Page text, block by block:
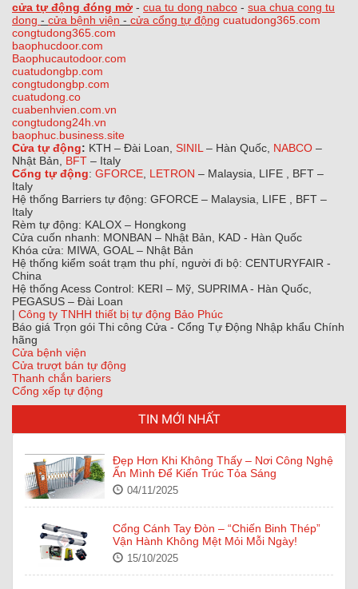
cửa tự động đóng mở - cua tu dong nabco - sua chua cong tu
dong - cửa bệnh viện - cửa cổng tự động cuatudong365.com
congtudong365.com
baophucdoor.com
Baophucautodoor.com
cuatudongbp.com
congtudongbp.com
cuatudong.co
cuabenhvien.com.vn
congtudong24h.vn
baophuc.business.site
Cửa tự động: KTH – Đài Loan, SINIL – Hàn Quốc, NABCO –
Nhật Bản, BFT – Italy
Cổng tự động: GFORCE LETRON – Malaysia, LIFE , BFT –
Italy
Hệ thống Barriers tự động: GFORCE – Malaysia, LIFE , BFT –
Italy
Rèm tự động: KALOX – Hongkong
Cửa cuốn nhanh: MONBAN – Nhật Bản, KAD - Hàn Quốc
Khóa cửa: MIWA, GOAL – Nhật Bản
Hệ thống kiểm soát trạm thu phí, người đi bộ: CENTURYFAIR -
China
Hệ thống Acess Control: KERI – Mỹ, SUPRIMA - Hàn Quốc,
PEGASUS – Đài Loan
| Công ty TNHH thiết bị tự động Bảo Phúc
Báo giá Trọn gói Thi công Cửa - Cổng Tự Động Nhập khẩu Chính
hãng
Cửa bệnh viện
Cửa trượt bán tự động
Thanh chắn bariers
Cổng xếp tự động
TIN MỚI NHẤT
Đẹp Hơn Khi Không Thấy – Nơi Công Nghệ
Ẩn Mình Để Kiến Trúc Tỏa Sáng
04/11/2025
Cổng Cánh Tay Đòn – “Chiến Binh Thép”
Vận Hành Không Mệt Mỏi Mỗi Ngày!
15/10/2025